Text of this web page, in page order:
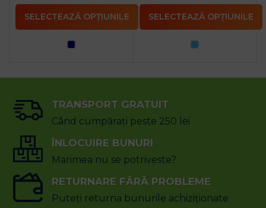
SELECTEAZĂ OPȚIUNILE SELECTEAZĂ OPȚIUNILE
TRANSPORT GRATUIT
Când cumpărați peste 250 lei
ÎNLOCUIRE BUNURI
Marimea nu se potriveste?
RETURNARE FĂRĂ PROBLEME
Puteți returna bunurile achiziționate